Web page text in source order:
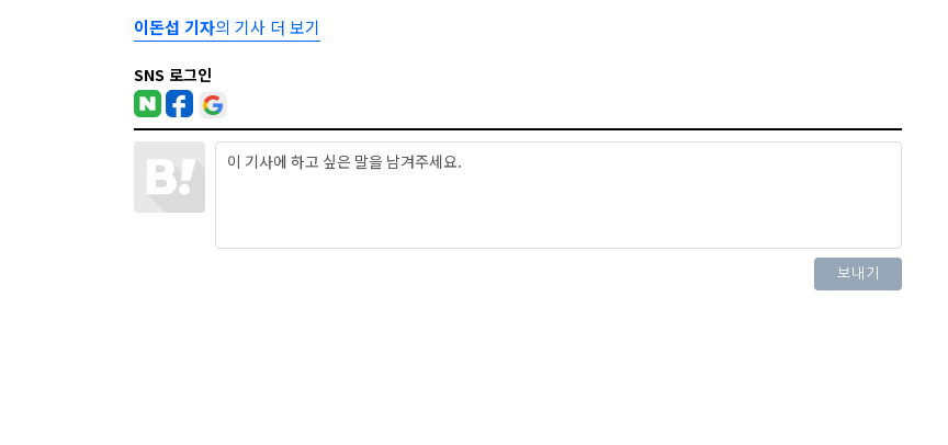
이돈섭 기자의 기사 더 보기
SNS 로그인